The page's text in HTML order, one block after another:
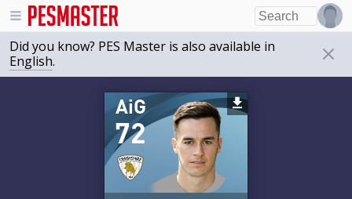
Did you know? PES Master is also available in
English.
72
AiG